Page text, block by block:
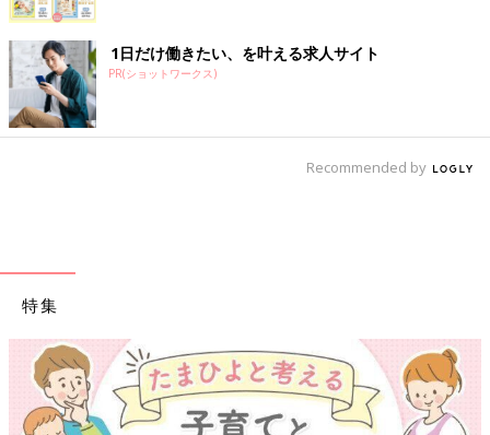
レシートの断捨離なら、たとえば私の場合は個人事業主なので、
スーパーやコンビニのレシートはお店のゴミ箱で即捨てますが、
確定申告 で必要な経費関係はとっておきます。
買い物で返品の可能性のあるレシートであれば、クーリングオフ
期間はとっておくことが賢明ということになりますね。
ポイント残高は紙でとっておかずとも、その場で確認してから捨
思い出のものは捨てにくいですし、捨てた後に後悔しやすいもの
写真については、印刷したものはかさばったり劣化したりするの
で、デジタルデータでとっておけば保管が楽です。
古いアルバムや印刷された写真をデジタル化してくれるサービス
もたくさんありますので、自身でスキャンするのが手間な人はリ
1日だけ働きたい、を叶える求人サイト
PR(ショットワークス)
Recommended by
特集